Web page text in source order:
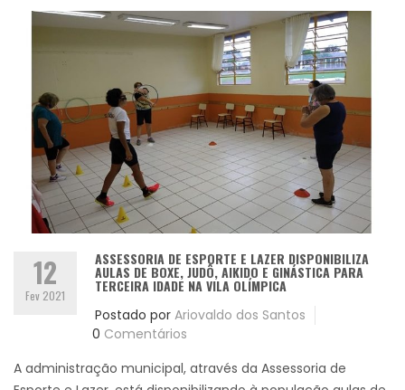
12
Fev 2021
ASSESSORIA DE ESPORTE E LAZER DISPONIBILIZA
AULAS DE BOXE, JUDÔ, AIKIDO E GINÁSTICA PARA
TERCEIRA IDADE NA VILA OLÍMPICA
Postado por Ariovaldo dos Santos
0 Comentários
A administração municipal, através da Assessoria de